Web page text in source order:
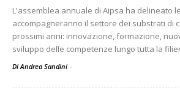
L'assemblea annuale di Aipsa ha delineato
accompagneranno il settore dei substrati di
prossimi anni: innovazione, formazione,
sviluppo delle competenze lungo tutta la
Di Andrea Sandini -